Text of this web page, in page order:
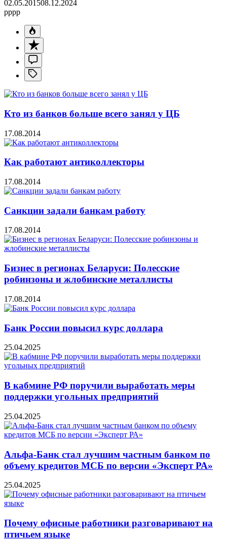
02.05.201508.12.2024
pppp
Кто из банков больше всего занял у ЦБ
17.08.2014
Как работают антиколлекторы
17.08.2014
Санкции задали банкам работу
17.08.2014
Бизнес в регионах Беларуси: Полесские
робинзоны и жлобинские металлисты
17.08.2014
Банк России повысил курс доллара
25.04.2025
В кабмине РФ поручили выработать меры
поддержки угольных предприятий
25.04.2025
Альфа-Банк стал лучшим частным банком по
объему кредитов МСБ по версии «Эксперт РА»
25.04.2025
Почему офисные работники разговаривают на
птичьем языке